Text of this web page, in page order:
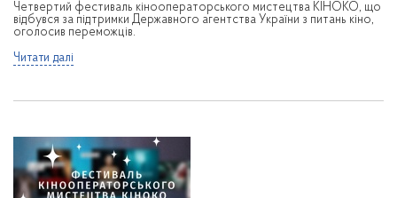
Четвертий фестиваль кінооператорського мистецтва КІНОКО, що
відбувся за підтримки Державного агентства України з питань кіно,
оголосив переможців.
Читати далі